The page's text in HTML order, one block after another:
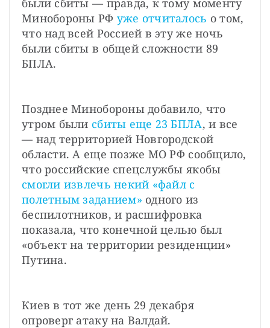
были сбиты — правда, к тому моменту
Минобороны РФ уже отчиталось о том,
что над всей Россией в эту же ночь
были сбиты в общей сложности 89
БПЛА.
Позднее Минобороны добавило, что
утром были сбиты еще 23 БПЛА, и все
— над территорией Новгородской
области. А еще позже МО РФ сообщило,
смогли извлечь некий «файл с
полетным заданием» одного из
беспилотников, и расшифровка
показала, что конечной целью был
«объект на территории резиденции»
Путина.
Киев в тот же день 29 декабря
опроверг атаку на Валдай.